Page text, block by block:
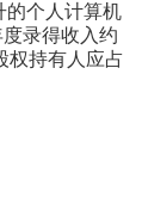
个人计算机
录得收入约
权持有人应占